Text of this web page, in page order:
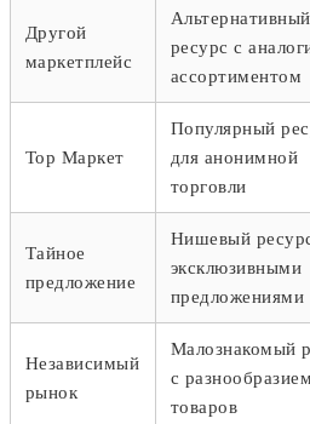
Другой
маркетплейс
Альтернативный
ресурс с
ассортиментом
Тор Маркет
Популярный
для анонимной
торговли
Тайное
предложение
Нишевый
эксклюзивными
предложениями
Независимый
рынок
Малознакомый
с разнообразием
товаров